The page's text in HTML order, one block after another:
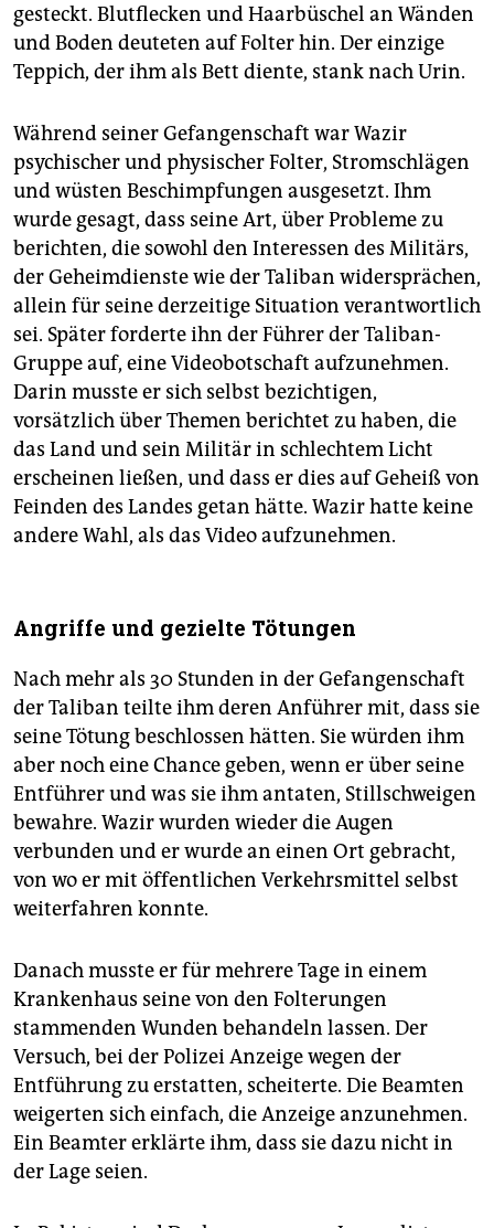
gesteckt. Blutflecken und Haarbüschel an Wänden
und Boden deuteten auf Folter hin. Der einzige
Teppich, der ihm als Bett diente, stank nach Urin.
Während seiner Gefangenschaft war Wazir
psychischer und physischer Folter, Stromschlägen
und wüsten Beschimpfungen ausgesetzt. Ihm
wurde gesagt, dass seine Art, über Probleme zu
berichten, die sowohl den Interessen des Militärs,
der Geheimdienste wie der Taliban widersprächen,
allein für seine derzeitige Situation verantwortlich
sei. Später forderte ihn der Führer der Taliban-
Gruppe auf, eine Videobotschaft aufzunehmen.
Darin musste er sich selbst bezichtigen,
vorsätzlich über Themen berichtet zu haben, die
das Land und sein Militär in schlechtem Licht
erscheinen ließen, und dass er dies auf Geheiß von
Feinden des Landes getan hätte. Wazir hatte keine
andere Wahl, als das Video aufzunehmen.
Angriffe und gezielte Tötungen
Nach mehr als 30 Stunden in der Gefangenschaft
der Taliban teilte ihm deren Anführer mit, dass sie
seine Tötung beschlossen hätten. Sie würden ihm
aber noch eine Chance geben, wenn er über seine
Entführer und was sie ihm antaten, Stillschweigen
bewahre. Wazir wurden wieder die Augen
verbunden und er wurde an einen Ort gebracht,
von wo er mit öffentlichen Verkehrsmittel selbst
weiterfahren konnte.
Danach musste er für mehrere Tage in einem
Krankenhaus seine von den Folterungen
stammenden Wunden behandeln lassen. Der
Versuch, bei der Polizei Anzeige wegen der
Entführung zu erstatten, scheiterte. Die Beamten
weigerten sich einfach, die Anzeige anzunehmen.
Ein Beamter erklärte ihm, dass sie dazu nicht in
der Lage seien.